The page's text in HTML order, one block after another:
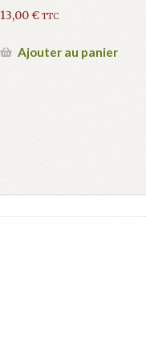
13,00€ TTC
Ajouter au panier